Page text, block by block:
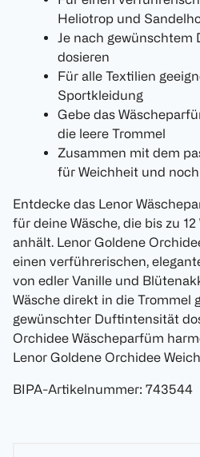
Heliotrop und
Je nach gewünschtem
dosieren
Für alle Textilien
Sportkleidung
Gebe das
die leere Trommel
Zusammen mit dem
für Weichheit und
Entdecke das Lenor
für deine Wäsche, die bis zu
anhält. Lenor Goldene
einen verführerischen,
von edler Vanille und
Wäsche direkt in die Trommel
gewünschter Duftintensität
Orchidee Wäscheparfüm
Lenor Goldene Orchidee
BIPA-Artikelnummer: 743544